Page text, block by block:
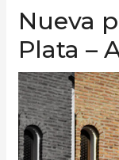
Nueva
Plata –